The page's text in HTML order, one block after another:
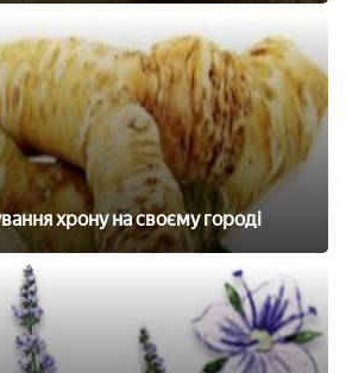
хрону на своєму городі